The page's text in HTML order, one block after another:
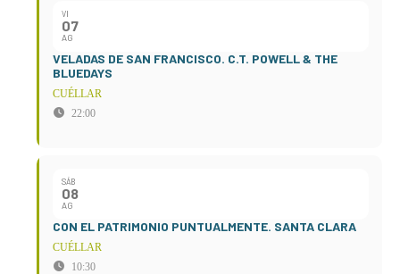
VI
07
AG
VELADAS DE SAN FRANCISCO. C.T. POWELL & THE
BLUEDAYS
CUÉLLAR
22:00
SÁB
08
AG
CON EL PATRIMONIO PUNTUALMENTE. SANTA CLARA
CUÉLLAR
10:30